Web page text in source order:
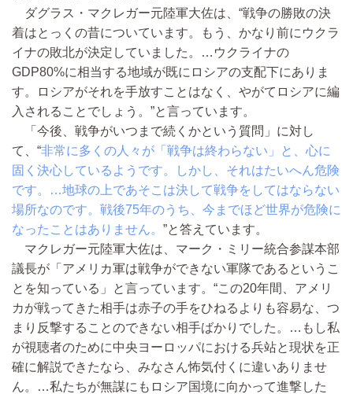
ダグラス・マクレガー元陸軍大佐は、“戦争の勝敗の決
着はとっくの昔についています。もう、かなり前にウクラ
イナの敗北が決定していました。…ウクライナの
GDP80%に相当する地域が既にロシアの支配下にありま
す。ロシアがそれを手放すことはなく、やがてロシアに編
入されることでしょう。”と言っています。
「今後、戦争がいつまで続くかという質問」に対し
て、“非常に多くの人々が「戦争は終わらない」と、心に
固く決心しているようです。しかし、それはたいへん危険
です。…地球の上であそこは決して戦争をしてはならない
場所なのです。戦後75年のうち、今までほど世界が危険に
なったことはありません。 ”と答えています。
マクレガー元陸軍大佐は、マーク・ミリー統合参謀本部
議長が「アメリカ軍は戦争ができない軍隊であるというこ
とを知っている」と言っています。“この20年間、アメリ
カが戦ってきた相手は赤子の手をひねるよりも容易な、つ
まり反撃することのできない相手ばかりでした。…もし私
が視聴者のために中央ヨーロッパにおける兵站と現状を正
確に解説できたなら、みなさん怖気付くに違いありませ
ん。…私たちが無謀にもロシア国境に向かって進撃した